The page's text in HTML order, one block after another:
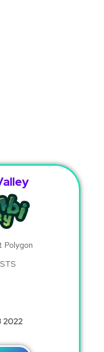
2022